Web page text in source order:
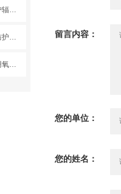
辐射防护工程（如何更好地防护辐射？——探究辐射防护工程）
辐射防护工程（如何做好辐射防护工程——切实保障健康安全）
医用氮气、医用二氧化碳、医用氧化亚氮、医用混合气体供应源
留言内容：
您的单位：
您的姓名：